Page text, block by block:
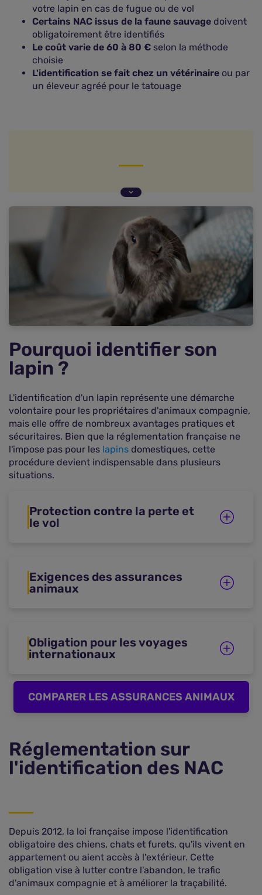
votre lapin en cas de fugue ou de vol
Certains NAC issus de la faune sauvage doivent
obligatoirement être identifiés
Le coût varie de 60 à 80 € selon la méthode
choisie
L'identification se fait chez un vétérinaire ou par
un éleveur agréé pour le tatouage
Réglementation sur l'identification des NAC
Les différentes méthodes d'identification
Procédure pour faire identifier son lapin
Équipements et ressources nécessaires
Avantages de l'identification pour les
propriétaires et les animaux
Cas particuliers et situations spécifiques
Combien coûte l'identification d'un lapin ?
Pourquoi identifier son
lapin ?
L'identification d'un lapin représente une démarche
volontaire pour les propriétaires d'animaux compagnie,
mais elle offre de nombreux avantages pratiques et
sécuritaires. Bien que la réglementation française ne
l'impose pas pour les lapins domestiques, cette
procédure devient indispensable dans plusieurs
situations.
Protection contre la perte et
le vol
Exigences des assurances
animaux
Obligation pour les voyages
internationaux
COMPARER LES ASSURANCES ANIMAUX
Réglementation sur
l'identification des NAC
Depuis 2012, la loi française impose l'identification
obligatoire des chiens, chats et furets, qu'ils vivent en
appartement ou aient accès à l'extérieur. Cette
obligation vise à lutter contre l'abandon, le trafic
d'animaux compagnie et à améliorer la traçabilité.